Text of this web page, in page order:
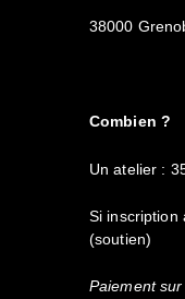
38000
Combien ?
Un atelier :
Si inscription
(soutien)
Paiement